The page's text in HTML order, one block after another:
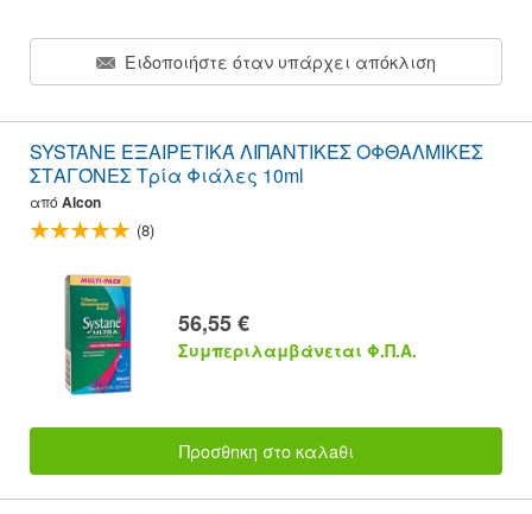
Ειδοποιήστε όταν υπάρχει απόκλιση
SYSTANE ΕΞΑΙΡΕΤΙΚΆ ΛΙΠΑΝΤΙΚΈΣ ΟΦΘΑΛΜΙΚΈΣ
ΣΤΑΓΌΝΕΣ Τρία Φιάλες 10ml
από Alcon
(8)
56,55 €
Συμπεριλαμβάνεται Φ.Π.Α.
Προσθnκη στο καλaθι